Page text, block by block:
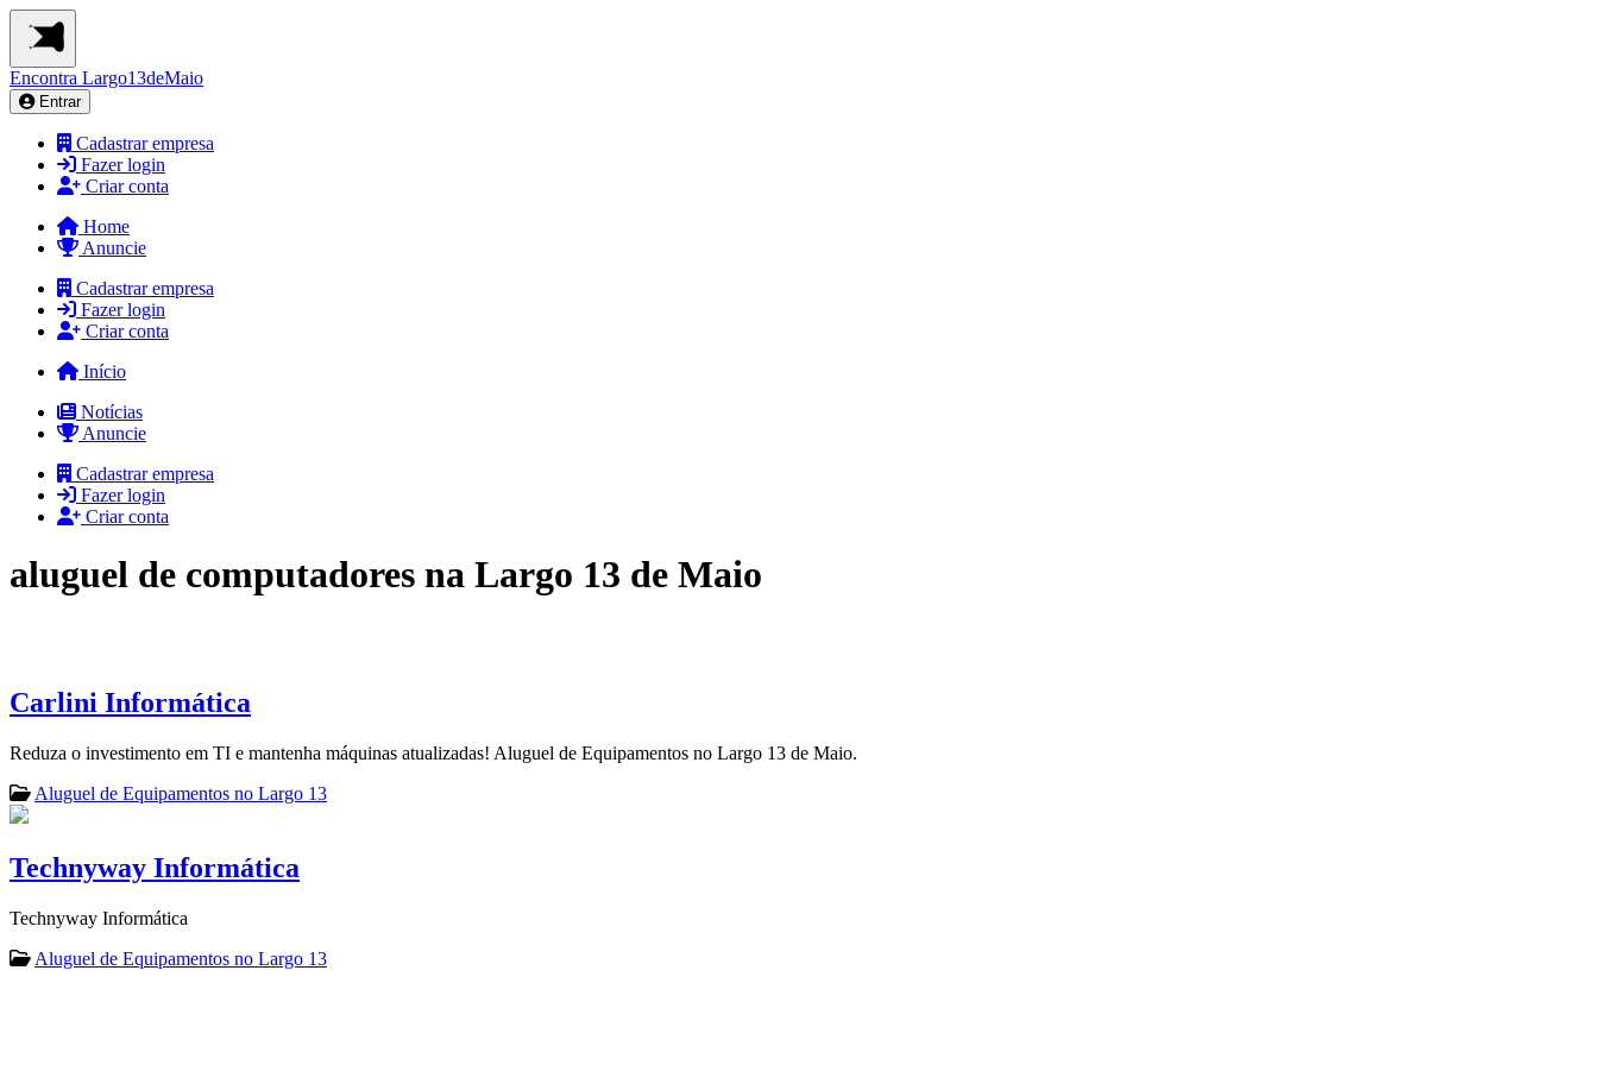
Encontra Largo13deMaio
Entrar
Cadastrar empresa
Fazer login
Criar conta
Home
Anuncie
Cadastrar empresa
Fazer login
Criar conta
Início
Notícias
Anuncie
Cadastrar empresa
Fazer login
Criar conta
aluguel de computadores na Largo 13 de Maio
Carlini Informática
Reduza o investimento em TI e mantenha máquinas atualizadas! Aluguel de Equipamentos no Largo 13 de Maio.
Aluguel de Equipamentos no Largo 13
Technyway Informática
Technyway Informática
Aluguel de Equipamentos no Largo 13